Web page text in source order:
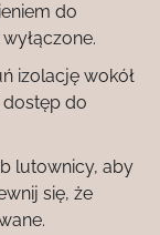
do
izolację wokół
do
lutownicy, aby
się, że